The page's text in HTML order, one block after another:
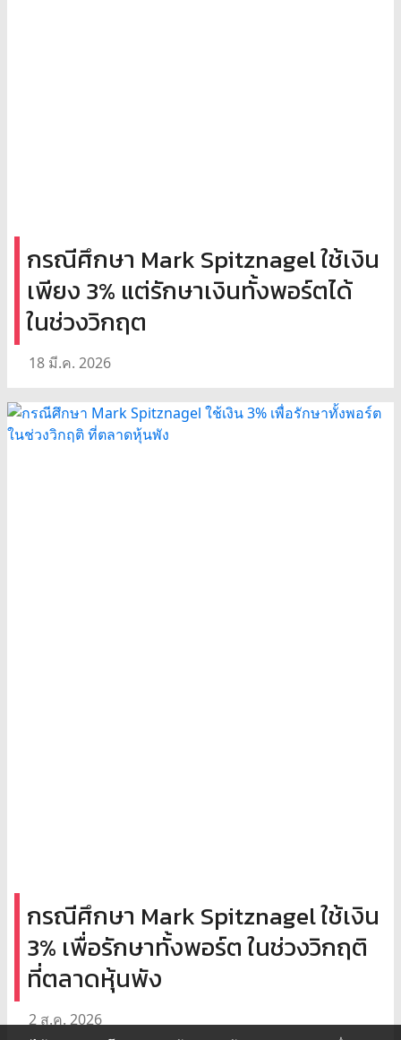
กรณีศึกษา Mark Spitznagel ใช้เงิน
เพียง 3% แต่รักษาเงินทั้งพอร์ตได้
ในช่วงวิกฤต
18 มี.ค. 2026
กรณีศึกษา Mark Spitznagel ใช้เงิน
3% เพื่อรักษาทั้งพอร์ต ในช่วงวิกฤติ
ที่ตลาดหุ้นพัง
2 ส.ค. 2026